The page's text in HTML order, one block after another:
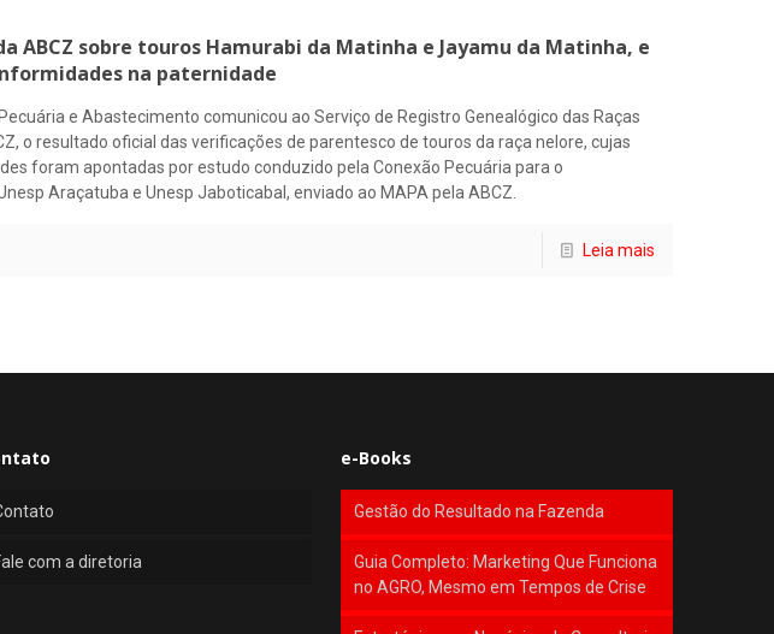
ABCZ sobre touros Hamurabi da Matinha e Jayamu da Matinha, e
na paternidade
e Abastecimento comunicou ao Serviço de Registro Genealógico das Raças
o resultado oficial das verificações de parentesco de touros da raça nelore, cujas
foram apontadas por estudo conduzido pela Conexão Pecuária para o
Araçatuba e Unesp Jaboticabal, enviado ao MAPA pela ABCZ.
Leia mais
com a diretoria
e-Books
Gestão do Resultado na Fazenda
Guia Completo: Marketing Que Funciona
no AGRO, Mesmo em Tempos de Crise